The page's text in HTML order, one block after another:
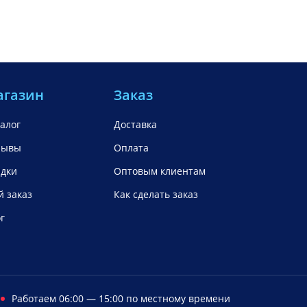
заказ
Заказ
Доставка
Оплата
Оптовым клиентам
Как сделать заказ
Работаем 06:00 — 15:00 по местному времени